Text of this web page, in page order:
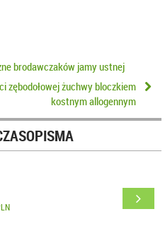
brodawczaków jamy ustnej
zębodołowej żuchwy bloczkiem
kostnym allogennym